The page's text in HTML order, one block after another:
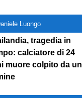
Luongo
tragedia in
calciatore di 24
muore colpito da un